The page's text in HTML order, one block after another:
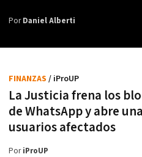
PorDaniel Alberti
La Justicia frena los
de WhatsApp y abre
usuarios afectados
FINANZAS / iProUP
PoriProUP